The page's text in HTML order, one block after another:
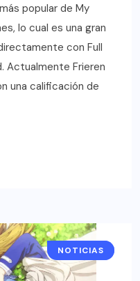
popular de My
lo cual es una gran
con Full
Actualmente Frieren
una calificación de
ANIME
NOTICIAS